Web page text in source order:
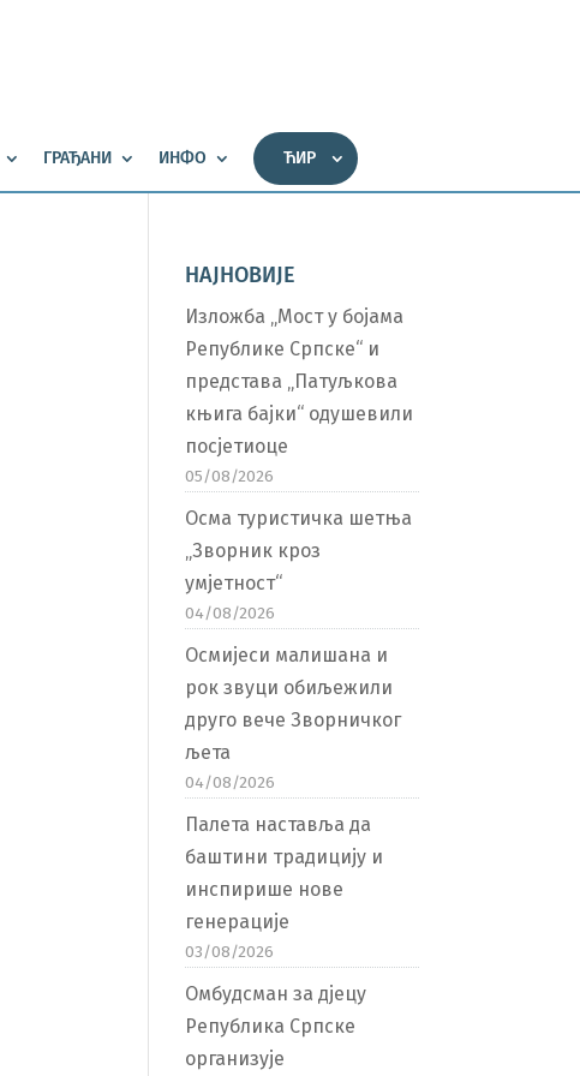
ГРАЂАНИ ИНФО ЋИР
НАЈНОВИЈЕ
Изложба „Мост у бојама
Републике Српске“ и
представа „Патуљкова
књига бајки“ одушевили
посјетиоце
05/08/2026
Осма туристичка шетња
„Зворник кроз
умјетност“
04/08/2026
Осмијеси малишана и
рок звуци обиљежили
друго вече Зворничког
љета
04/08/2026
Палета наставља да
баштини традицију и
инспирише нове
генерације
03/08/2026
Омбудсман за дјецу
Република Српске
организује